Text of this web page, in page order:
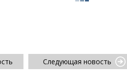
Следующая новость